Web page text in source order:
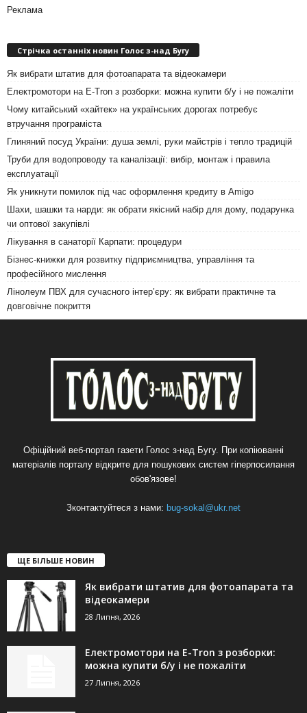
Реклама
Стрічка останніх новин Голос з-над Бугу
Як вибрати штатив для фотоапарата та відеокамери
Електромотори на E-Tron з розборки: можна купити б/у і не пожаліти
Чому китайський «хайтек» на українських дорогах потребує
втручання програміста
Глиняний посуд України: душа землі, руки майстрів і тепло традицій
Труби для водопроводу та каналізації: вибір, монтаж і правила
експлуатації
Як уникнути помилок під час оформлення кредиту в Amigo
Шахи, шашки та нарди: як обрати якісний набір для дому, подарунка
чи оптової закупівлі
Лікування в санаторії Карпати: процедури
Бізнес-книжки для розвитку підприємництва, управління та
професійного мислення
Лінолеум ПВХ для сучасного інтер’єру: як вибрати практичне та
довговічне покриття
Офіційний веб-портал газети Голос з-над Бугу. При копіюванні
матеріалів порталу відкрите для пошукових систем гіперпосилання
обов'язове!
Зконтактуйтеся з нами: bug-sokal@ukr.net
ЩЕ БІЛЬШЕ НОВИН
Як вибрати штатив для фотоапарата та
відеокамери
28 Липня, 2026
Електромотори на E-Tron з розборки:
можна купити б/у і не пожаліти
27 Липня, 2026